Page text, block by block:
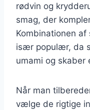
rødvin og
smag, der
Kombinationen
især populær, da
umami og skaber
Når man
vælge de rigtige